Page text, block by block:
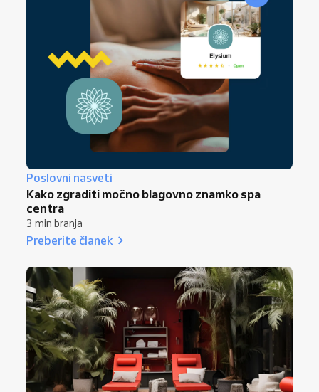
Poslovni nasveti
Kako zgraditi močno blagovno znamko spa
centra
3 min branja
Preberite članek